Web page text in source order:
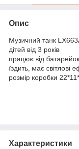
Опис
Музичний танк
дітей від 3 років
працює від
їздить, має світлові
розмір коробки
Характеристики